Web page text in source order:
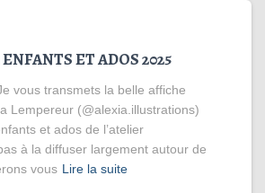
ET ADOS 2025
vous transmets la belle affiche
Lempereur (@alexia.illustrations)
et ados de l’atelier
à la diffuser largement autour de
vous Lire la suite